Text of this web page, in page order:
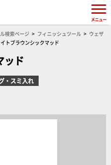
検索ページ フィニッシュツール
ウェザ
トブラウンシックマッド
ッド
・スミ入れ
メニュー